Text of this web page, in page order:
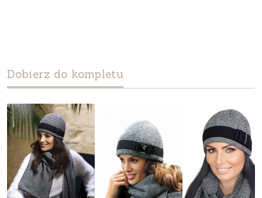
Dobierz do kompletu